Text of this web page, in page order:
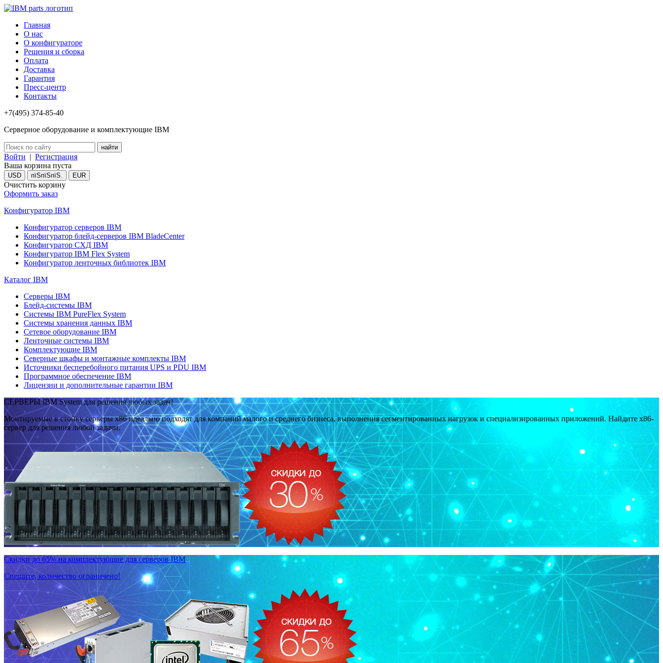
Главная
О нас
О конфигураторе
Решения и сборка
Оплата
Доставка
Гарантия
Пресс-центр
Контакты
+7(495) 374-85-40
Серверное оборудование и комплектующие IBM
Войти | Регистрация
Ваша корзина пуста
USD пїЅпїЅпїЅ. EUR
Очистить корзину
Оформить заказ
Конфигуратор IBM
Конфигуратор серверов IBM
Конфигуратор блейд-серверов IBM BladeCenter
Конфигуратор СХД IBM
Конфигуратор IBM Flex System
Конфигуратор ленточных библиотек IBM
Каталог IBM
Серверы IBM
Блейд-системы IBM
Системы IBM PureFlex System
Системы хранения данных IBM
Сетевое оборудование IBM
Ленточные системы IBM
Комплектующие IBM
Северные шкафы и монтажные комплекты IBM
Источники бесперебойного питания UPS и PDU IBM
Программное обеспечение IBM
Лицензии и дополнительные гарантии IBM
СЕРВЕРЫ IBM System для решения любых задач!
Монтируемые в стойку серверы x86 идеально подходят для компаний малого и среднего бизнеса, выполнения сегментированных нагрузок и специализированных приложений. Найдите x86-
сервер для решения любой задачи.
Скидки до 65% на комплектующие для серверов IBM
Спешите, количество ограничено!